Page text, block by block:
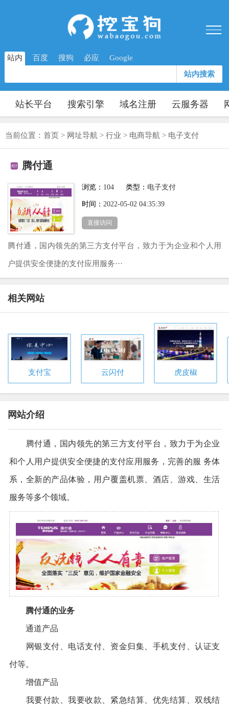
站内 百度 搜狗 必应 Google
站内搜索
站长平台 搜索引擎 域名注册 云服务器
当前位置： 首页 > 网址导航 > 行业 > 电商导航 > 电子支付
腾付通
浏览： 104 类型： 电子支付
时间： 2022-05-02 04:35:39
直接访问
腾付通，国内领先的第三方支付平台，致力于为企业和个人用
户提供安全便捷的支付应用服务···
相关网站
支付宝 云闪付 虎皮椒
网站介绍
腾付通，国内领先的第三方支付平台，致力于为企业
和个人用户提供安全便捷的支付应用服务，完善的服 务体
系，全新的产品体验，用户覆盖机票、酒店、游戏、生活
服务等多个领域。
腾付通的业务
通道产品
网银支付、电话支付、资金归集、手机支付、认证支
付等。
增值产品
我要付款、我要收款、紧急结算、优先结算、双线结